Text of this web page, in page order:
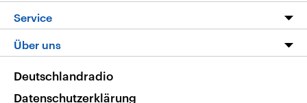
Nachrichtenleicht
Neue Beiträge auf dlf.de
Podcasts
Deutschlandfunk App
Nachrichten App
Frequenzen
Hörerservice
Service
FAQ
Veranstaltungen
Über uns
Deutschlandradio
Datenschutzerklärung